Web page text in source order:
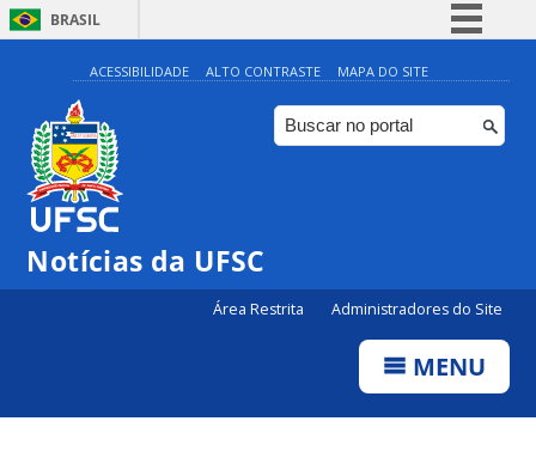
BRASIL
Simplifique!
Comunica BR
Participe
ACESSIBILIDADE ALTO CONTRASTE MAPA DO SITE
Notícias da UFSC
Área Restrita Administradores do Site
MENU